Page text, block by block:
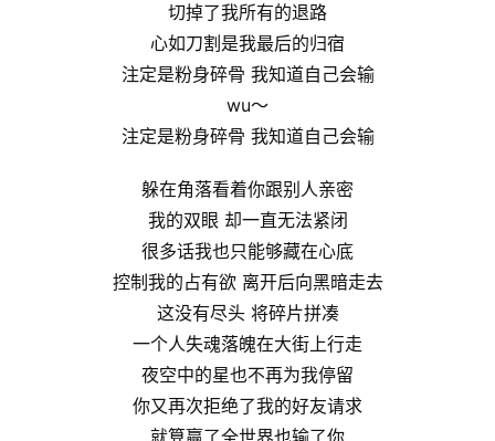
切掉了我所有的退路
心如刀割是我最后的归宿
注定是粉身碎骨 我知道自己会输
wu～
注定是粉身碎骨 我知道自己会输
躲在角落看着你跟别人亲密
我的双眼 却一直无法紧闭
很多话我也只能够藏在心底
控制我的占有欲 离开后向黑暗走去
这没有尽头 将碎片拼凑
一个人失魂落魄在大街上行走
夜空中的星也不再为我停留
你又再次拒绝了我的好友请求